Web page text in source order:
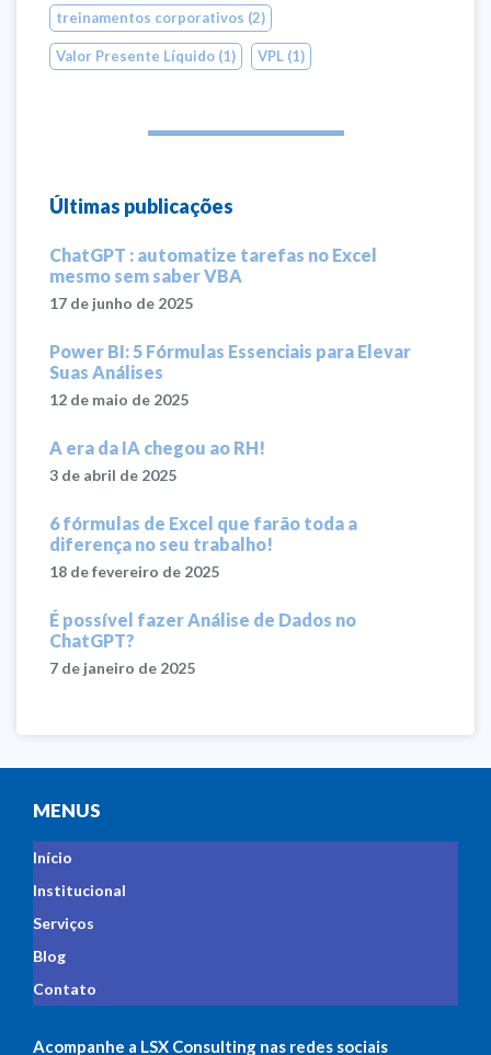
treinamentos corporativos (2)
Valor Presente Líquido (1) VPL (1)
Últimas publicações
ChatGPT : automatize tarefas no Excel
mesmo sem saber VBA
17 de junho de 2025
Power BI: 5 Fórmulas Essenciais para Elevar
Suas Análises
12 de maio de 2025
A era da IA chegou ao RH!
3 de abril de 2025
6 fórmulas de Excel que farão toda a
diferença no seu trabalho!
18 de fevereiro de 2025
É possível fazer Análise de Dados no
ChatGPT?
7 de janeiro de 2025
MENUS
Início
Institucional
Serviços
Blog
Contato
Acompanhe a LSX Consulting nas redes sociais